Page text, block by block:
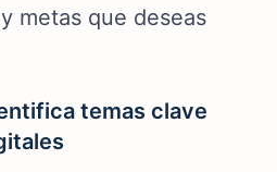
metas que deseas
temas clave